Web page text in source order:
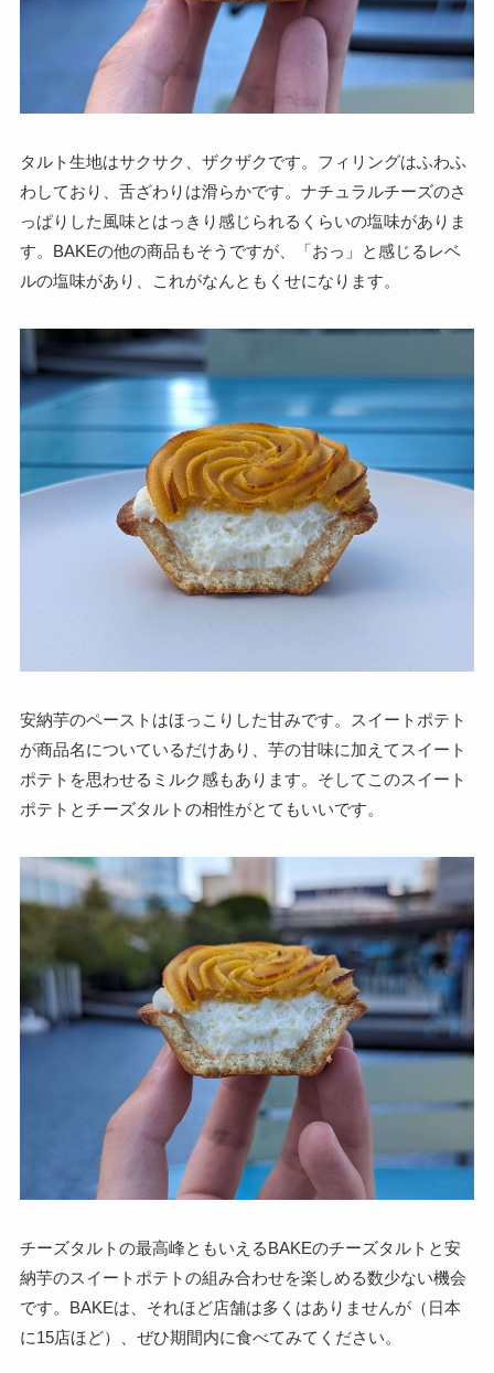
タルト生地はサクサク、ザクザクです。フィリングはふわふ
わしており、舌ざわりは滑らかです。ナチュラルチーズのさ
っぱりした風味とはっきり感じられるくらいの塩味がありま
す。BAKEの他の商品もそうですが、「おっ」と感じるレベ
ルの塩味があり、これがなんともくせになります。
安納芋のペーストはほっこりした甘みです。スイートポテト
が商品名についているだけあり、芋の甘味に加えてスイート
ポテトを思わせるミルク感もあります。そしてこのスイート
ポテトとチーズタルトの相性がとてもいいです。
チーズタルトの最高峰ともいえるBAKEのチーズタルトと安
納芋のスイートポテトの組み合わせを楽しめる数少ない機会
です。BAKEは、それほど店舗は多くはありませんが（日本
に15店ほど）、ぜひ期間内に食べてみてください。